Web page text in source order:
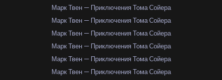
Марк Твен — Приключения Тома Сойера
Марк Твен — Приключения Тома Сойера
Марк Твен — Приключения Тома Сойера
Марк Твен — Приключения Тома Сойера
Марк Твен — Приключения Тома Сойера
Марк Твен — Приключения Тома Сойера